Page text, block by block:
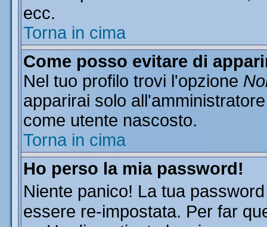
ecc.
Torna in cima
Come posso evitare di
Nel tuo profilo trovi l'opzione
apparirai solo
come utente nascosto.
Torna in cima
Ho perso la mia password!
Niente panico! La tua
essere re-impostata. Per far